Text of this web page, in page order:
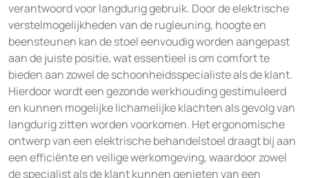
verantwoord voor langdurig gebruik. Door de elektrische
verstelmogelijkheden van de rugleuning, hoogte en
beensteunen kan de stoel eenvoudig worden aangepast
aan de juiste positie, wat essentieel is om comfort te
bieden aan zowel de schoonheidsspecialiste als de klant.
Hierdoor wordt een gezonde werkhouding gestimuleerd
en kunnen mogelijke lichamelijke klachten als gevolg van
langdurig zitten worden voorkomen. Het ergonomische
ontwerp van een elektrische behandelstoel draagt bij aan
een efficiënte en veilige werkomgeving, waardoor zowel
de specialist als de klant kunnen genieten van een